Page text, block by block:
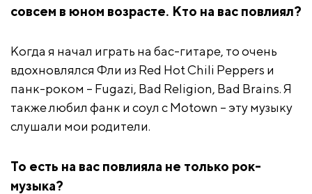
совсем в юном возрасте. Кто на вас повлиял?
Когда я начал играть на бас-гитаре, то очень
вдохновлялся Фли из Red Hot Chili Peppers и
панк-роком – Fugazi, Bad Religion, Bad Brains. Я
также любил фанк и соул с Motown – эту музыку
слушали мои родители.
То есть на вас повлияла не только рок-
музыка?